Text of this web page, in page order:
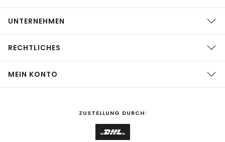
UNTERNEHMEN
RECHTLICHES
MEIN KONTO
ZUSTELLUNG DURCH: